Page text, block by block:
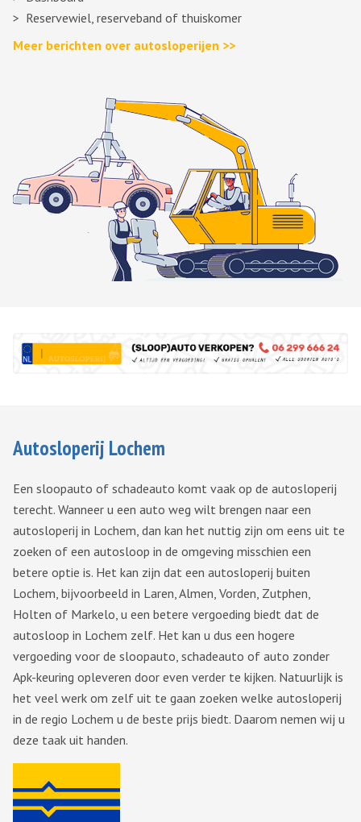
Reservewiel, reserveband of thuiskomer
Meer berichten over autosloperijen >>
Autosloperij Lochem
Een sloopauto of schadeauto komt vaak op de autosloperij
terecht. Wanneer u een auto weg wilt brengen naar een
autosloperij in Lochem, dan kan het nuttig zijn om eens uit te
zoeken of een autosloop in de omgeving misschien een
betere optie is. Het kan zijn dat een autosloperij buiten
Lochem, bijvoorbeeld in Laren, Almen, Vorden, Zutphen,
Holten of Markelo, u een betere vergoeding biedt dat de
autosloop in Lochem zelf. Het kan u dus een hogere
vergoeding voor de sloopauto, schadeauto of auto zonder
Apk-keuring opleveren door even verder te kijken. Natuurlijk is
het veel werk om zelf uit te gaan zoeken welke autosloperij
in de regio Lochem u de beste prijs biedt. Daarom nemen wij u
deze taak uit handen.